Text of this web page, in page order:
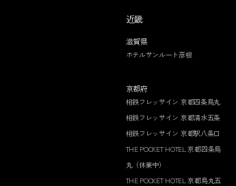
近畿
滋賀県
ホテルサンルート彦根
京都府
相鉄フレッサイン 京都四条烏丸
相鉄フレッサイン 京都清水五条
相鉄フレッサイン 京都駅八条口
THE POCKET HOTEL 京都四条烏
丸（休業中）
THE POCKET HOTEL 京都烏丸五